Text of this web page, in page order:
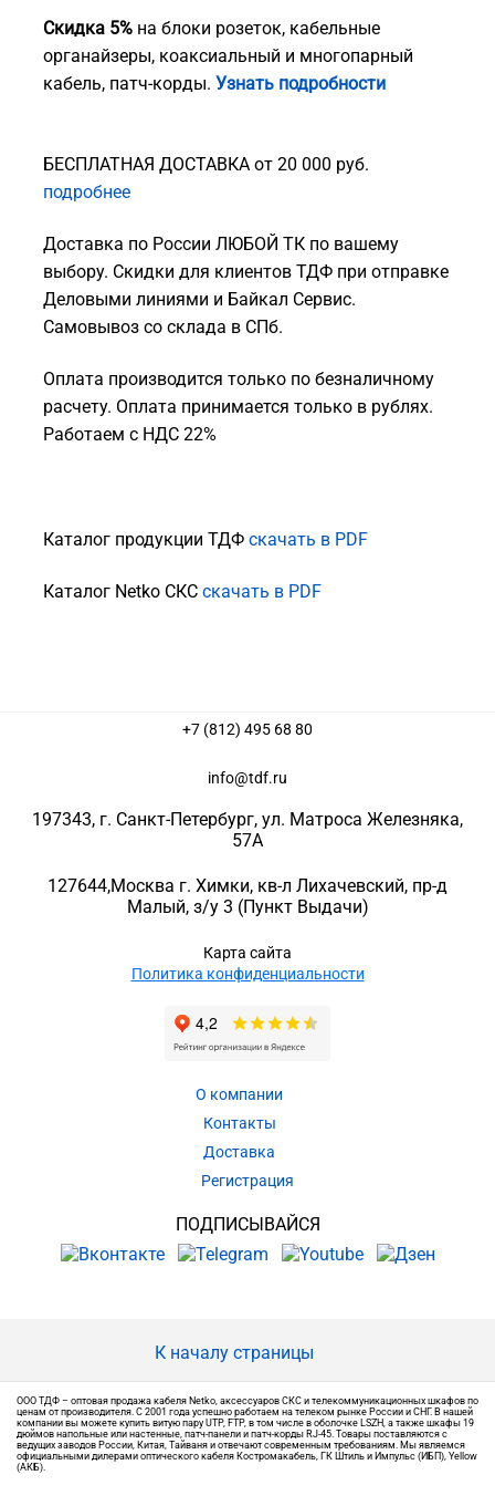
Скидка 5% на блоки розеток, кабельные
органайзеры, коаксиальный и многопарный
кабель, патч-корды. Узнать подробности
БЕСПЛАТНАЯ ДОСТАВКА от 20 000 руб.
подробнее
Доставка по России ЛЮБОЙ ТК по вашему
выбору. Скидки для клиентов ТДФ при отправке
Деловыми линиями и Байкал Сервис.
Самовывоз со склада в СПб.
Оплата производится только по безналичному
расчету. Оплата принимается только в рублях.
Работаем с НДС 22%
Каталог продукции ТДФ скачать в PDF
Каталог Netko СКС скачать в PDF
+7 (812) 495 68 80
info@tdf.ru
197343, г. Санкт-Петербург, ул. Матроса Железняка,
57A
127644,Москва г. Химки, кв-л Лихачевский, пр-д
Малый, з/у 3 (Пункт Выдачи)
Карта сайта
Политика конфиденциальности
О компании
Контакты
Доставка
Регистрация
ПОДПИСЫВАЙСЯ
К началу страницы
ООО ТДФ – оптовая продажа кабеля Netko, аксессуаров СКС и телекоммуникационных шкафов по
ценам от производителя. С 2001 года успешно работаем на телеком рынке России и СНГ. В нашей
компании вы можете купить витую пару UTP, FTP, в том числе в оболочке LSZH, а также шкафы 19
дюймов напольные или настенные, патч-панели и патч-корды RJ-45. Товары поставляются с
ведущих заводов России, Китая, Тайваня и отвечают современным требованиям. Мы являемся
официальными дилерами оптического кабеля Костромакабель, ГК Штиль и Импульс (ИБП), Yellow
(АКБ).